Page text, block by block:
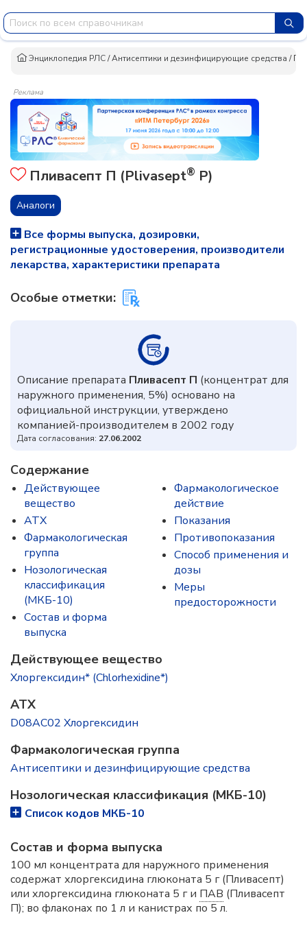
Энциклопедия РЛС/Антисептики и дезинфицирующие средства /
Реклама
Пливасепт П (Plivasept® P)
Аналоги
Все формы выпуска, дозировки,
регистрационные удостоверения, производители
лекарства, характеристики препарата
Особые отметки:
Описание препарата Пливасепт П (концентрат для
наружного применения, 5%) основано на
официальной инструкции, утверждено
компанией-производителем в 2002 году
Дата согласования: 27.06.2002
Содержание
Действующее
вещество
ATX
Фармакологическая
группа
Нозологическая
классификация
(МКБ-10)
Состав и форма
выпускa
Фармакологическое
действие
Показания
Противопоказания
Способ применения и
дозы
Меры
предосторожности
Действующее вещество
Хлоргексидин* (Chlorhexidine*)
ATX
D08AC02 Хлоргексидин
Фармакологическая группа
Антисептики и дезинфицирующие средства
Нозологическая классификация (МКБ-10)
Список кодов МКБ-10
Состав и форма выпускa
100 мл концентрата для наружного применения
содержат хлоргексидина глюконата 5 г (Пливасепт)
или хлоргексидина глюконата 5 г и ПАВ (Пливасепт
П); во флаконах по 1 л и канистрах по 5 л.